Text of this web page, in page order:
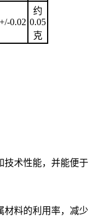
+/-0.02
约
0.05
克
术性能，并能便于
材料的利用率，减少